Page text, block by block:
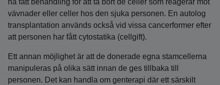
ha fått behandling för att ta bort de celler som reagerar mot
vävnader eller celler hos den sjuka personen. En autolog
transplantation används också vid vissa cancerformer efter
att personen har fått cytostatika (cellgift).
Ett annan möjlighet är att de donerade egna stamcellerna
manipuleras på olika sätt innan de ges tillbaka till
personen. Det kan handla om genterapi där ett särskilt